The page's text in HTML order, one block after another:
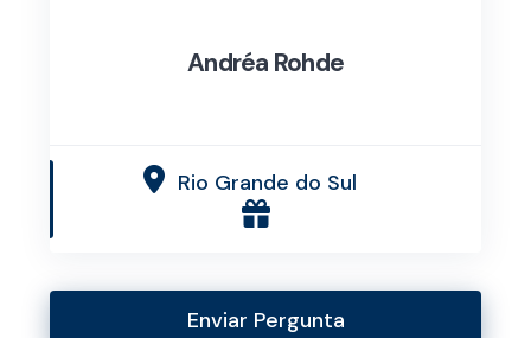
Andréa Rohde
Rio Grande do Sul
Enviar Pergunta